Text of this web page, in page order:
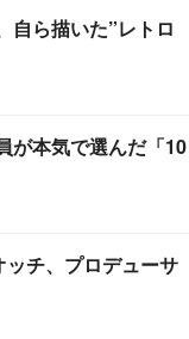
ら描いた”レトロ
が本気で選んだ「10
ッチ、プロデューサ